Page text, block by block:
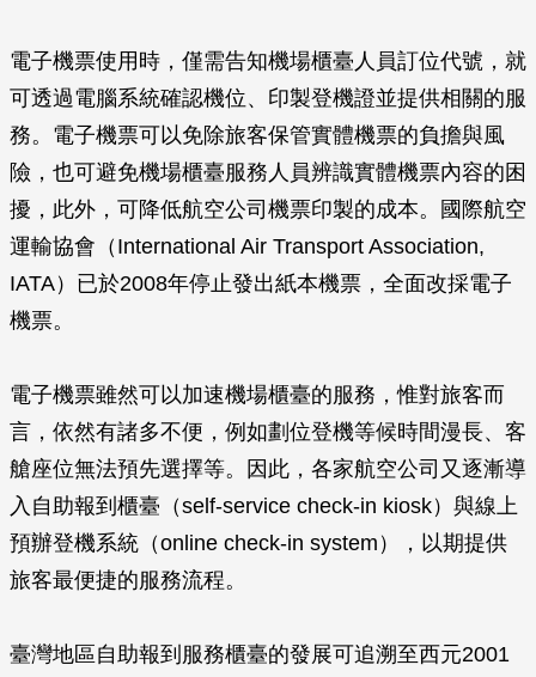
電子機票使用時，僅需告知機場櫃臺人員訂位代號，就
可透過電腦系統確認機位、印製登機證並提供相關的服
務。電子機票可以免除旅客保管實體機票的負擔與風
險，也可避免機場櫃臺服務人員辨識實體機票內容的困
擾，此外，可降低航空公司機票印製的成本。國際航空
運輸協會（International Air Transport Association‭,
‬IATA）已於2008年停止發出紙本機票，全面改採電子
機票。
電子機票雖然可以加速機場櫃臺的服務，惟對旅客而
言，依然有諸多不便，例如劃位登機等候時間漫長、客
艙座位無法預先選擇等。因此，各家航空公司又逐漸導
入自助報到櫃臺（self-service check-in kiosk）與線上
預辦登機系統（online check-in system），以期提供
旅客最便捷的服務流程。
臺灣地區自助報到服務櫃臺的發展可追溯至西元2001